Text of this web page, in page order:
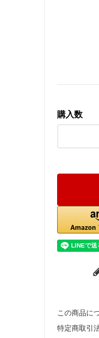
購入数
この商品に
特定商取引